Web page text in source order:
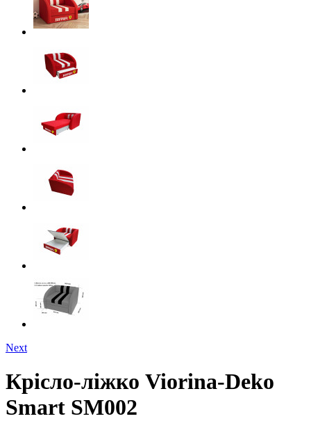
Next
Крісло-ліжко Viorina-Deko
Smart SM002